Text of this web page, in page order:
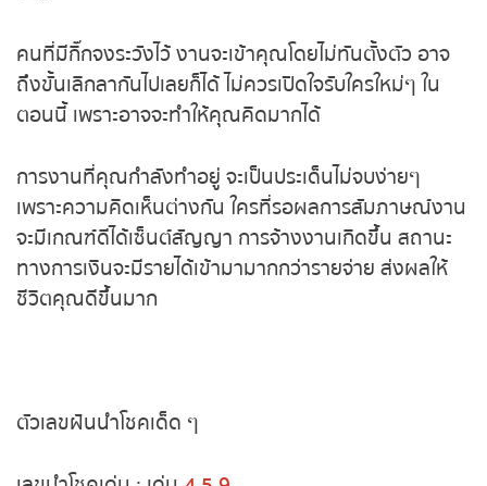
หวยหุ้นสด
หวยหุ้นไทย เย็น
หวยหุ้นเกาหลี
หวยหุ้นนิเคอิ เช้า
หวยหุ้นนิเคอิ บ่าย
หวยหุ้นฮั่งเส็ง บ่าย
หวยหุ้นจีน เช้า
คนที่มีกิ๊กจงระวังไว้ งานจะเข้าคุณโดยไม่ทันตั้งตัว อาจ
ถึงขั้นเลิกลากันไปเลยก็ได้ ไม่ควรเปิดใจรับใครใหม่ๆ ใน
ตอนนี้ เพราะอาจจะทำให้คุณคิดมากได้
การงานที่คุณกำลังทำอยู่ จะเป็นประเด็นไม่จบง่ายๆ
เพราะความคิดเห็นต่างกัน ใครที่รอผลการสัมภาษณ์
งานจะมีเกณฑ์ดีได้เซ็นต์สัญญา การจ้างงานเกิดขึ้น
สถานะทางการเงินจะมีรายได้เข้ามามากกว่ารายจ่าย
ส่งผลให้ชีวิตคุณดีขึ้นมาก
ตัวเลขฝันนำโชคเด็ด ๆ